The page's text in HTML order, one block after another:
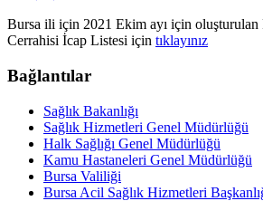
Bursa ili için 2021 Ekim ayı için oluşturulan
Cerrahisi İcap Listesi için tıklayınız
Bağlantılar
Sağlık Bakanlığı
Sağlık Hizmetleri Genel Müdürlüğü
Halk Sağlığı Genel Müdürlüğü
Kamu Hastaneleri Genel Müdürlüğü
Bursa Valiliği
Bursa Acil Sağlık Hizmetleri